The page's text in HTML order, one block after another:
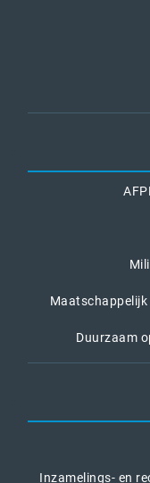
Duurzaam
Inzamelings- en